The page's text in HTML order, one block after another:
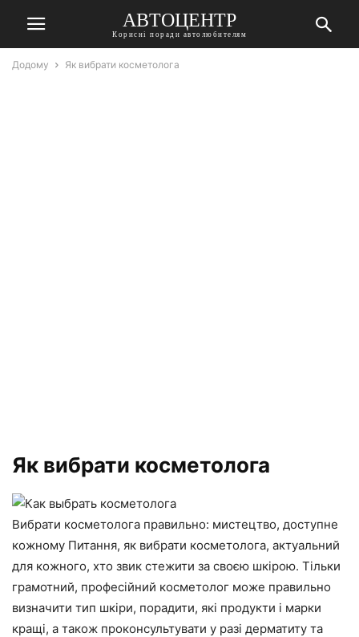
АВТОЦЕНТР
Корисні поради автолюбителям
Додому Як вибрати косметолога
Як вибрати косметолога
Вибрати косметолога правильно: мистецтво, доступне
кожному Питання, як вибрати косметолога, актуальний
для кожного, хто звик стежити за своєю шкірою. Тільки
грамотний, професійний косметолог може правильно
визначити тип шкіри, порадити, які продукти і марки
кращі, а також проконсультувати у разі дерматиту та